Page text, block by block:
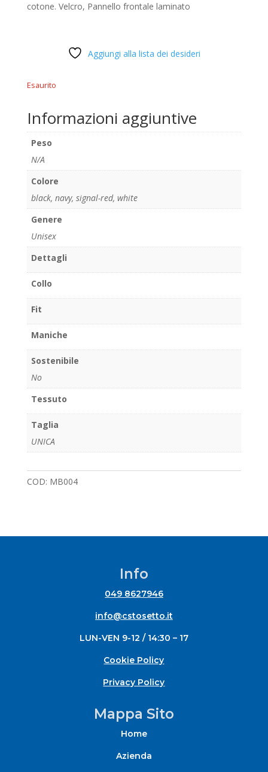
cotone. Velcro, Pannello frontale laminato
Aggiungi alla lista dei desideri
Esaurito
Informazioni aggiuntive
Peso
N/A
Colore
black, navy, signal-red, white
Genere
Unisex
Dettagli
Collo
Fit
Maniche
Sostenibile
No
Tessuto
Taglia
UNICA
COD: MB004
Info
049 8627946
info@cstosetto.it
LUN-VEN 9-12 / 14:30 – 17
Cookie Policy
Privacy Policy
Mappa Sito
Home
Azienda